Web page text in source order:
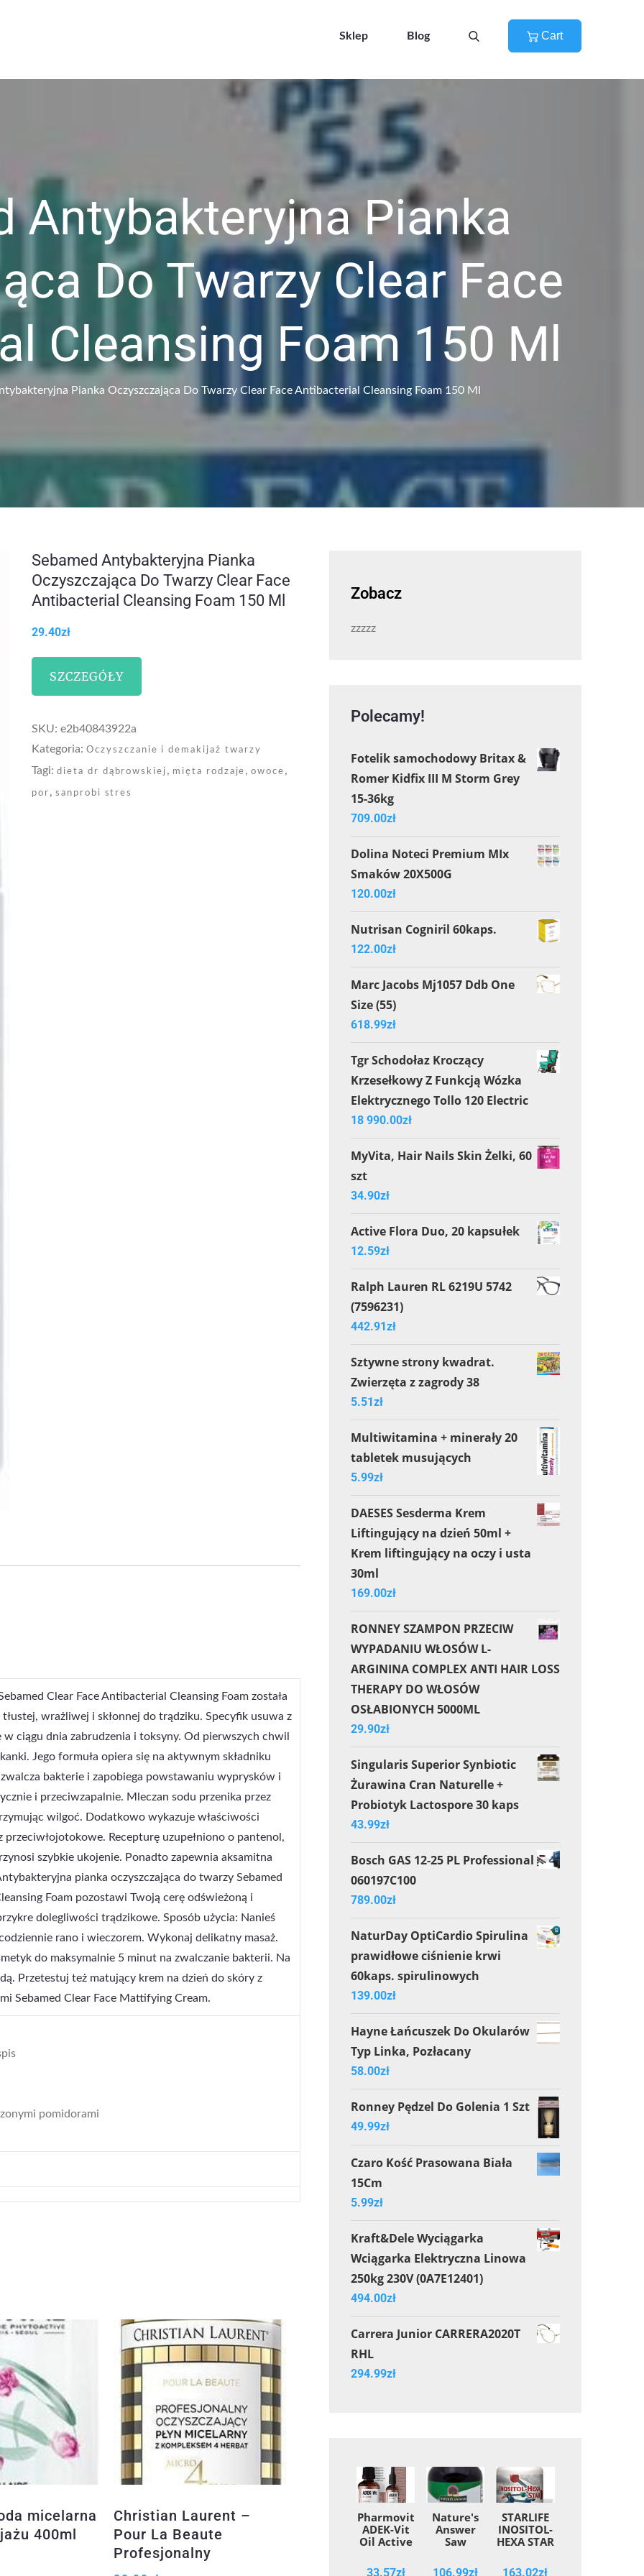
Sklep Blog Cart
Antybakteryjna Pianka
Do Twarzy Clear Face
Cleansing Foam 150 Ml
Pianka Oczyszczająca Do Twarzy Clear Face Antibacterial Cleansing Foam 150 Ml
Sebamed Antybakteryjna Pianka
Oczyszczająca Do Twarzy Clear Face
Antibacterial Cleansing Foam 150 Ml
29.40zł
SZCZEGÓŁY
SKU:e2b40843922a
Kategoria:Oczyszczanie i demakijaż twarzy
Tagi:dieta dr dąbrowskiej , mięta rodzaje ,owoce ,
por , sanprobi stres
Clear Face Antibacterial Cleansing Foam została
wrażliwej i skłonnej do trądziku. Specyfik usuwa z
w ciągu dnia zabrudzenia i toksyny. Od pierwszych chwil
Jego formuła opiera się na aktywnym składniku
bakterie i zapobiega powstawaniu wyprysków i
i przeciwzapalnie. Mleczan sodu przenika przez
wilgoć. Dodatkowo wykazuje właściwości
przeciwłojotokowe. Recepturę uzupełniono o pantenol,
szybkie ukojenie. Ponadto zapewnia aksamitna
pianka oczyszczająca do twarzy Sebamed
Foam pozostawi Twoją cerę odświeżoną i
dolegliwości trądzikowe. Sposób użycia: Nanieś
rano i wieczorem. Wykonaj delikatny masaż.
do maksymalnie 5 minut na zwalczanie bakterii. Na
Przetestuj też matujący krem na dzień do skóry z
Sebamed Clear Face Mattifying Cream.
pomidorami
micelarna
400ml
Christian Laurent –
Pour La Beaute
Profesjonalny
Oczyszczający Płyn
Zobacz
zzzzz
Polecamy!
Fotelik samochodowy Britax &
Romer Kidfix III M Storm Grey
15-36kg
709.00zł
Dolina Noteci Premium MIx
Smaków 20X500G
120.00zł
Nutrisan Cogniril 60kaps.
122.00zł
Marc Jacobs Mj1057 Ddb One
Size (55)
618.99zł
Tgr Schodołaz Kroczący
Krzesełkowy Z Funkcją Wózka
Elektrycznego Tollo 120 Electric
18 990.00zł
MyVita, Hair Nails Skin Żelki, 60
szt
34.90zł
Active Flora Duo, 20 kapsułek
12.59zł
Ralph Lauren RL 6219U 5742
(7596231)
442.91zł
Sztywne strony kwadrat.
Zwierzęta z zagrody 38
5.51zł
Multiwitamina + minerały 20
tabletek musujących
5.99zł
DAESES Sesderma Krem
Liftingujący na dzień 50ml +
Krem liftingujący na oczy i usta
30ml
169.00zł
RONNEY SZAMPON PRZECIW
WYPADANIU WŁOSÓW L-
ARGININA COMPLEX ANTI HAIR LOSS
THERAPY DO WŁOSÓW
OSŁABIONYCH 5000ML
29.90zł
Singularis Superior Synbiotic
Żurawina Cran Naturelle +
Probiotyk Lactospore 30 kaps
43.99zł
Bosch GAS 12-25 PL Professional
060197C100
789.00zł
NaturDay OptiCardio Spirulina
prawidłowe ciśnienie krwi
60kaps. spirulinowych
139.00zł
Hayne Łańcuszek Do Okularów
Typ Linka, Pozłacany
58.00zł
Ronney Pędzel Do Golenia 1 Szt
49.99zł
Czaro Kość Prasowana Biała
15Cm
5.99zł
Kraft&Dele Wyciągarka
Wciągarka Elektryczna Linowa
250kg 230V (0A7E12401)
494.00zł
Carrera Junior CARRERA2020T
RHL
294.99zł
Pharmovit
ADEK-Vit
Oil Active
33.57zł
Nature's
Answer
Saw
Berries
106.99zł
STARLIFE
INOSITOL-
HEXA STAR
suplement
163.02zł